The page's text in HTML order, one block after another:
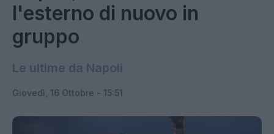
l'esterno di nuovo in
gruppo
Le ultime da Napoli
Giovedì, 16 Ottobre - 15:51